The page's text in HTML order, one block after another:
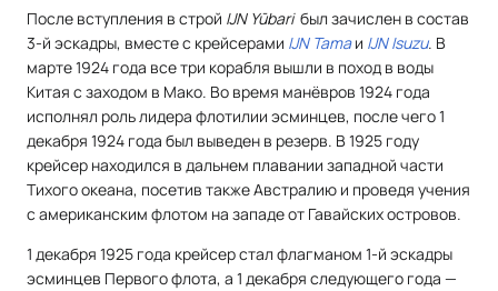
После вступления в строй IJN Yūbariбыл зачислен в состав
3-й эскадры, вместе с крейсерами IJN Tamaи IJN Isuzu. В
марте 1924 года все три корабля вышли в поход в воды
Китая с заходом в Мако. Во время манёвров 1924 года
исполнял роль лидера флотилии эсминцев, после чего 1
декабря 1924 года был выведен в резерв. В 1925 году
крейсер находился в дальнем плавании западной части
Тихого океана, посетив также Австралию и проведя учения
с американским флотом на западе от Гавайских островов.
1 декабря 1925 года крейсер стал флагманом 1-й эскадры
эсминцев Первого флота, а 1 декабря следующего года —